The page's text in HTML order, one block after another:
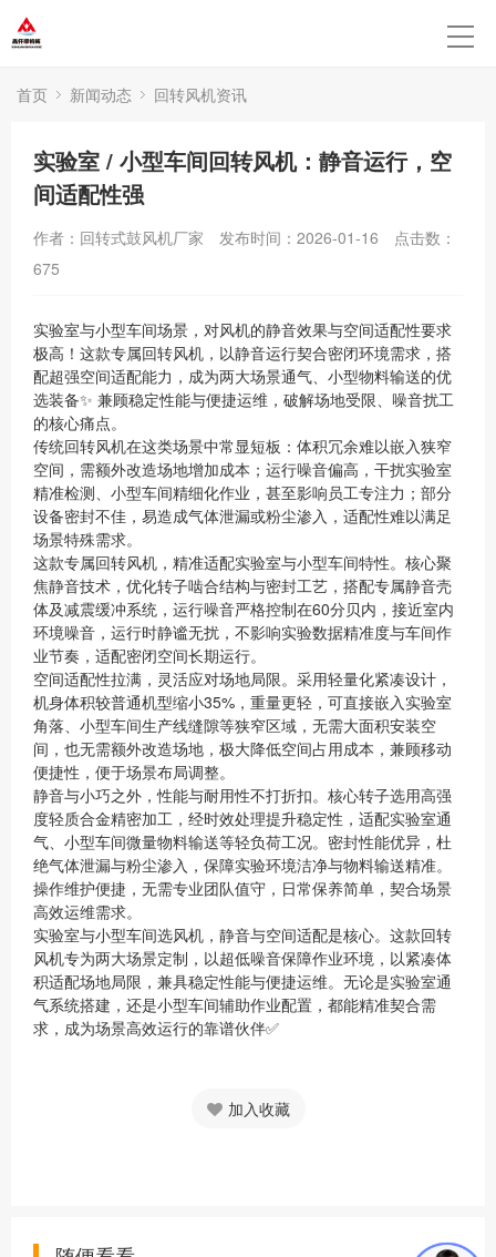
首页 新闻动态 回转风机资讯
实验室 / 小型车间回转风机：静音运行，空
间适配性强
作者：回转式鼓风机厂家 发布时间：2026-01-16
点击数：
675
实验室与小型车间场景，对风机的静音效果与空间适配性要求
极高！这款专属回转风机，以静音运行契合密闭环境需求，搭
配超强空间适配能力，成为两大场景通气、小型物料输送的优
选装备✨ 兼顾稳定性能与便捷运维，破解场地受限、噪音扰工
的核心痛点。
传统回转风机在这类场景中常显短板：体积冗余难以嵌入狭窄
空间，需额外改造场地增加成本；运行噪音偏高，干扰实验室
精准检测、小型车间精细化作业，甚至影响员工专注力；部分
设备密封不佳，易造成气体泄漏或粉尘渗入，适配性难以满足
场景特殊需求。
这款专属回转风机，精准适配实验室与小型车间特性。核心聚
焦静音技术，优化转子啮合结构与密封工艺，搭配专属静音壳
体及减震缓冲系统，运行噪音严格控制在60分贝内，接近室内
环境噪音，运行时静谧无扰，不影响实验数据精准度与车间作
业节奏，适配密闭空间长期运行。
空间适配性拉满，灵活应对场地局限。采用轻量化紧凑设计，
机身体积较普通机型缩小35%，重量更轻，可直接嵌入实验室
角落、小型车间生产线缝隙等狭窄区域，无需大面积安装空
间，也无需额外改造场地，极大降低空间占用成本，兼顾移动
便捷性，便于场景布局调整。
静音与小巧之外，性能与耐用性不打折扣。核心转子选用高强
度轻质合金精密加工，经时效处理提升稳定性，适配实验室通
气、小型车间微量物料输送等轻负荷工况。密封性能优异，杜
绝气体泄漏与粉尘渗入，保障实验环境洁净与物料输送精准。
操作维护便捷，无需专业团队值守，日常保养简单，契合场景
高效运维需求。
实验室与小型车间选风机，静音与空间适配是核心。这款回转
风机专为两大场景定制，以超低噪音保障作业环境，以紧凑体
积适配场地局限，兼具稳定性能与便捷运维。无论是实验室通
气系统搭建，还是小型车间辅助作业配置，都能精准契合需
求，成为场景高效运行的靠谱伙伴✅
加入收藏